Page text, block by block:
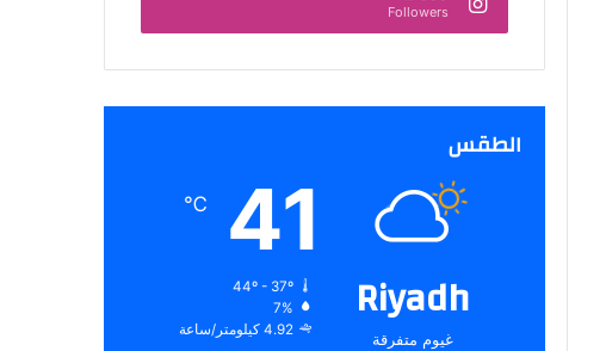
Followers
الطقس
Riyadh
غيوم متفرقة
41
℃
44º - 37º
7%
4.92 كيلومتر/ساعة